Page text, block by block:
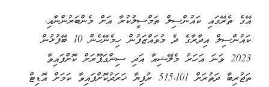
އޭގެ ތެރޭގައި ކައުންސިލް ތަމްސީލުކުރާ އަށް މެންބަރުންނާއި،
ކައުންސިލް އިދާރާގެ ދެ މުވައްޒަފުން ހިމެނޭހެން 10 ބޭފުޅުން
2023 ވަނަ އަހަރު މެލޭޝިއާ އަދި ސިންގަޕޫރަށް ކޮށްފައިވާ
ތަޖުރިބާ ދަތުރަށް 515،101 ރުފިޔާ ޚަރަދުކޮށްފައިވާ ކަމަށް އޮޑިޓް